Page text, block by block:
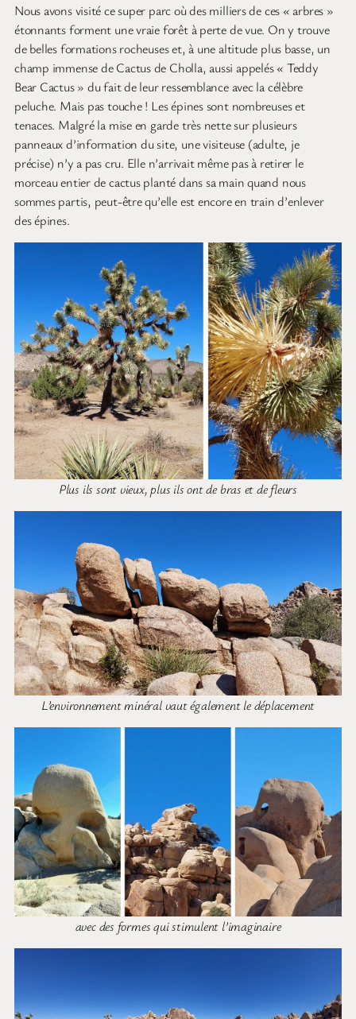
Nous avons visité ce super parc où des milliers de ces « arbres »
étonnants forment une vraie forêt à perte de vue. On y trouve
de belles formations rocheuses et, à une altitude plus basse, un
champ immense de Cactus de Cholla, aussi appelés « Teddy
Bear Cactus » du fait de leur ressemblance avec la célèbre
peluche. Mais pas touche ! Les épines sont nombreuses et
tenaces. Malgré la mise en garde très nette sur plusieurs
panneaux d’information du site, une visiteuse (adulte, je
précise) n’y a pas cru. Elle n’arrivait même pas à retirer le
morceau entier de cactus planté dans sa main quand nous
sommes partis, peut-être qu’elle est encore en train d’enlever
des épines.
Plus ils sont vieux, plus ils ont de bras et de fleurs
L’environnement minéral vaut également le déplacement
avec des formes qui stimulent l’imaginaire